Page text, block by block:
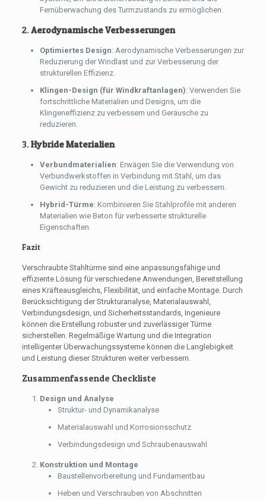
Fernüberwachung des Turmzustands zu ermöglichen.
2. Aerodynamische Verbesserungen
Optimiertes Design: Aerodynamische Verbesserungen zur
Reduzierung der Windlast und zur Verbesserung der
strukturellen Effizienz.
Klingen-Design (für Windkraftanlagen): Verwenden Sie
fortschrittliche Materialien und Designs, um die
Klingeneffizienz zu verbessern und Geräusche zu
reduzieren.
3. Hybride Materialien
Verbundmaterialien: Erwägen Sie die Verwendung von
Verbundwerkstoffen in Verbindung mit Stahl, um das
Gewicht zu reduzieren und die Leistung zu verbessern.
Hybrid-Türme: Kombinieren Sie Stahlprofile mit anderen
Materialien wie Beton für verbesserte strukturelle
Eigenschaften.
Fazit
Verschraubte Stahltürme sind eine anpassungsfähige und
effiziente Lösung für verschiedene Anwendungen, Bereitstellung
eines Kräfteausgleichs, Flexibilität, und einfache Montage. Durch
Berücksichtigung der Strukturanalyse, Materialauswahl,
Verbindungsdesign, und Sicherheitsstandards, Ingenieure
können die Erstellung robuster und zuverlässiger Türme
sicherstellen. Regelmäßige Wartung und die Integration
intelligenter Überwachungssysteme können die Langlebigkeit
und Leistung dieser Strukturen weiter verbessern.
Zusammenfassende Checkliste
Design und Analyse
Struktur- und Dynamikanalyse
Materialauswahl und Korrosionsschutz
Verbindungsdesign und Schraubenauswahl
Konstruktion und Montage
Baustellenvorbereitung und Fundamentbau
Heben und Verschrauben von Abschnitten